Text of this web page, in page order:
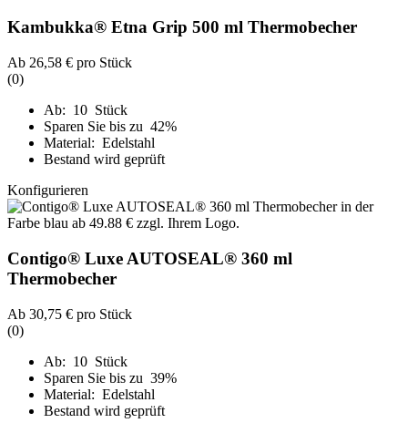
Kambukka® Etna Grip 500 ml Thermobecher
Ab 26,58 € pro Stück
(0)
Ab: 10 Stück
Sparen Sie bis zu 42%
Material: Edelstahl
Bestand wird geprüft
Konfigurieren
Contigo® Luxe AUTOSEAL® 360 ml
Thermobecher
Ab 30,75 € pro Stück
(0)
Ab: 10 Stück
Sparen Sie bis zu 39%
Material: Edelstahl
Bestand wird geprüft